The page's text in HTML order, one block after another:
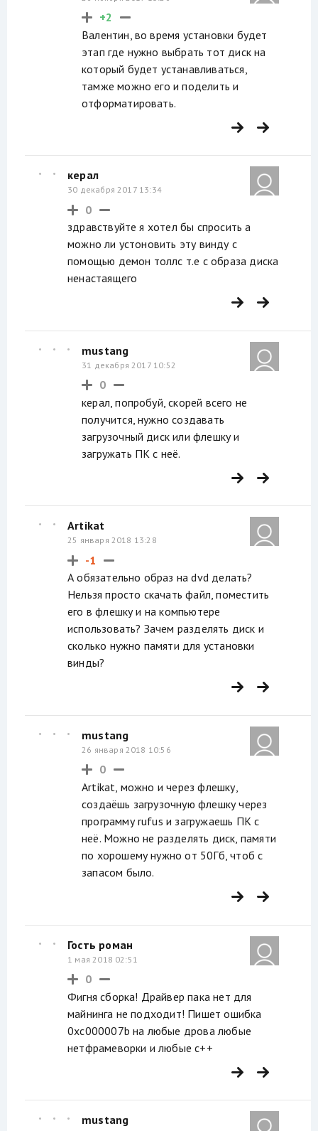
+2
Валентин, во время установки будет
этап где нужно выбрать тот диск на
который будет устанавливаться,
тамже можно его и поделить и
отформатировать.
керал
30 декабря 2017 13:34
0
здравствуйте я хотел бы спросить а
можно ли устоновить эту винду с
помощью демон толлс т.е с образа диска
ненастаящего
mustang
31 декабря 2017 10:52
0
керал, попробуй, скорей всего не
получится, нужно создавать
загрузочный диск или флешку и
загружать ПК с неё.
Artikat
25 января 2018 13:28
-1
А обязательно образ на dvd делать?
Нельзя просто скачать файл, поместить
его в флешку и на компьютере
использовать? Зачем разделять диск и
сколько нужно памяти для установки
винды?
mustang
26 января 2018 10:56
0
Artikat, можно и через флешку,
создаёшь загрузочную флешку через
программу rufus и загружаешь ПК с
неё. Можно не разделять диск, памяти
по хорошему нужно от 50Гб, чтоб с
запасом было.
Гость роман
1 мая 2018 02:51
0
Фигня сборка! Драйвер пака нет для
майнинга не подходит! Пишет ошибка
0xc000007b на любые дрова любые
нетфрамеворки и любые с++
mustang